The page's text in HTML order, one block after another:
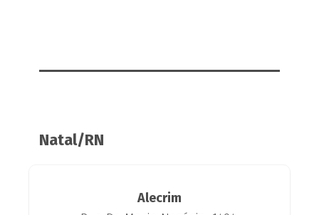
Natal/RN
Alecrim